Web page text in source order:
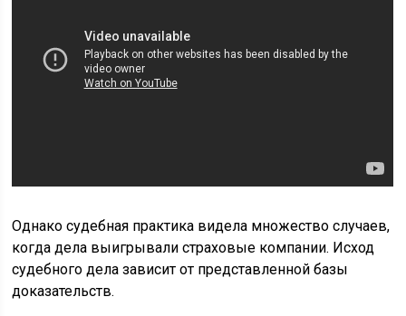
Однако судебная практика видела множество случаев,
когда дела выигрывали страховые компании. Исход
судебного дела зависит от представленной базы
доказательств.